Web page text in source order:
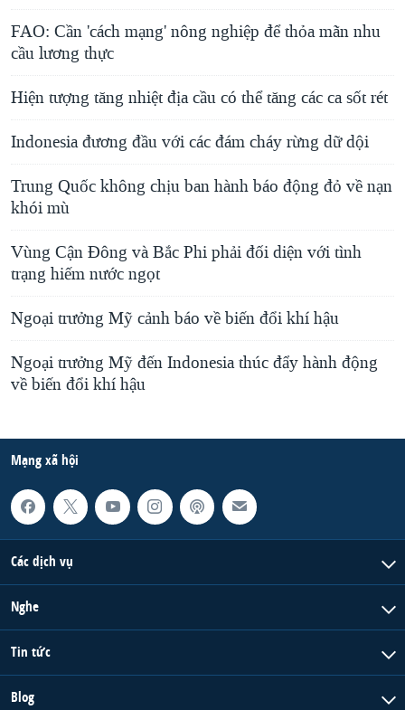
FAO: Cần 'cách mạng' nông nghiệp để thỏa mãn nhu
cầu lương thực
Hiện tượng tăng nhiệt địa cầu có thể tăng các ca sốt rét
Indonesia đương đầu với các đám cháy rừng dữ dội
Trung Quốc không chịu ban hành báo động đỏ về nạn
khói mù
Vùng Cận Đông và Bắc Phi phải đối diện với tình
trạng hiếm nước ngọt
Ngoại trưởng Mỹ cảnh báo về biến đổi khí hậu
Ngoại trưởng Mỹ đến Indonesia thúc đẩy hành động
về biến đổi khí hậu
Mạng xã hội
Các dịch vụ
Nghe
Tin tức
Blog